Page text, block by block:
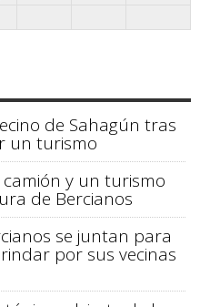
de Sahagún tras
un turismo
y un turismo
de Bercianos
se juntan para
por sus vecinas